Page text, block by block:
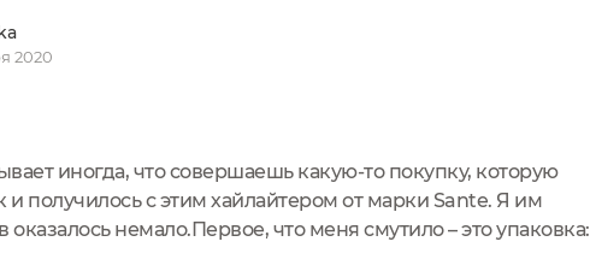
2020
иногда, что совершаешь какую-то покупку, которую
получилось с этим хайлайтером от марки Sante. Я им
немало.Первое, что меня смутило – это упаковка: